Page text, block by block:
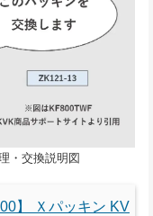
・交換説明図
】 Ｘパッキン KV